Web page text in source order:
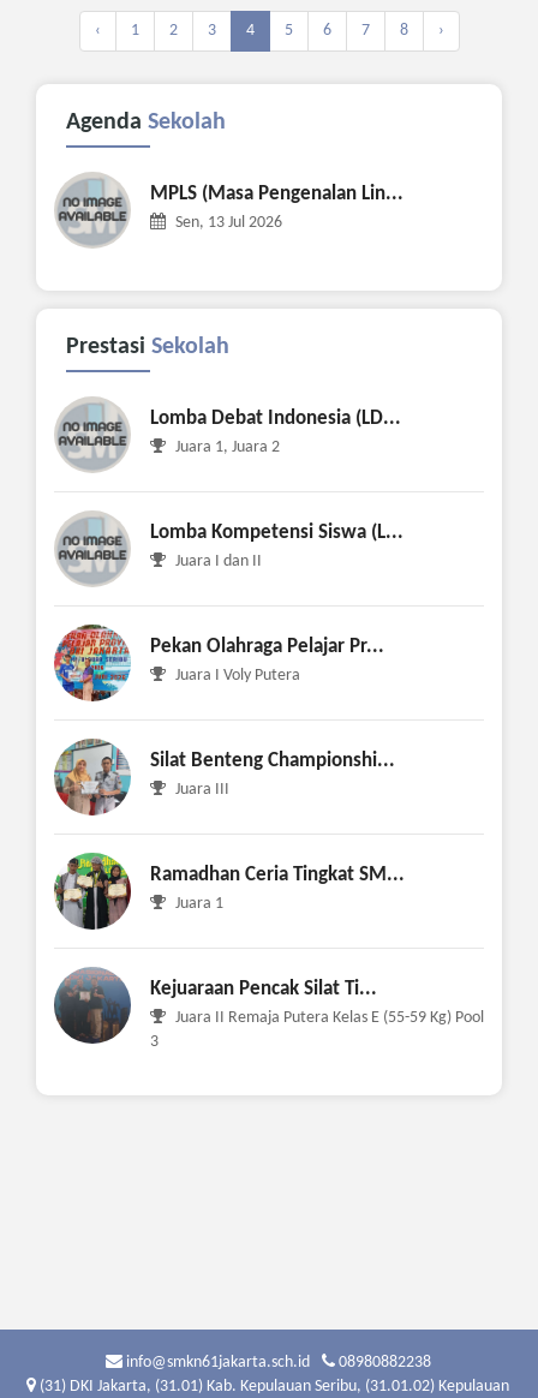
‹ 1 2 3 4 5 6 7 8 ›
Agenda Sekolah
MPLS (Masa Pengenalan Lin...
Sen, 13 Jul 2026
Prestasi Sekolah
Lomba Debat Indonesia (LD...
Juara 1, Juara 2
Lomba Kompetensi Siswa (L...
Juara I dan II
Pekan Olahraga Pelajar Pr...
Juara I Voly Putera
Silat Benteng Championshi...
Juara III
Ramadhan Ceria Tingkat SM...
Juara 1
Kejuaraan Pencak Silat Ti...
Juara II Remaja Putera Kelas E (55-59 Kg) Pool
3
info@smkn61jakarta.sch.id
08980882238
(31) DKI Jakarta, (31.01) Kab. Kepulauan Seribu, (31.01.02) Kepulauan